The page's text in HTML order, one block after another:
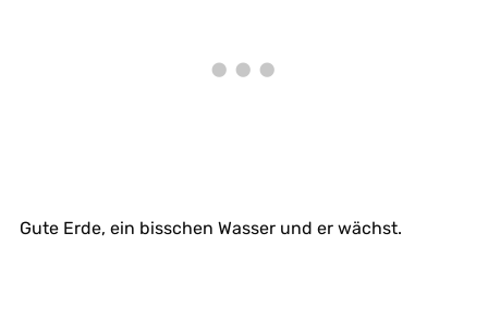
Gute Erde, ein bisschen Wasser und er wächst.